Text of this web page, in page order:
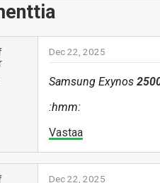
Dec 22, 2025
Samsung Exynos
:hmm:
Vastaa
Dec 22, 2025